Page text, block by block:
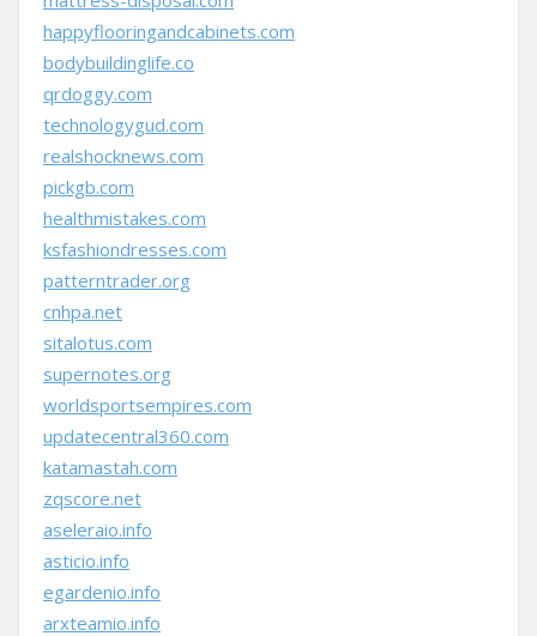
happyflooringandcabinets.com
bodybuildinglife.co
qrdoggy.com
technologygud.com
realshocknews.com
pickgb.com
healthmistakes.com
ksfashiondresses.com
patterntrader.org
cnhpa.net
sitalotus.com
supernotes.org
worldsportsempires.com
updatecentral360.com
katamastah.com
zqscore.net
aseleraio.info
asticio.info
egardenio.info
arxteamio.info